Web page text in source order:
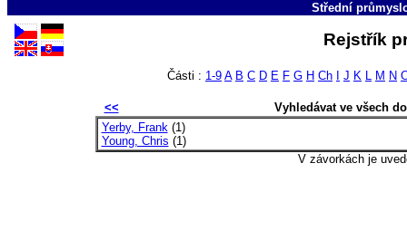
Střední
Rejstřík
Části : 1-9 A B C D E F G H Ch J K L M N
<<
Vyhledávat ve všech
Yerby, Frank(1)
Young, Chris (1)
V závorkách je